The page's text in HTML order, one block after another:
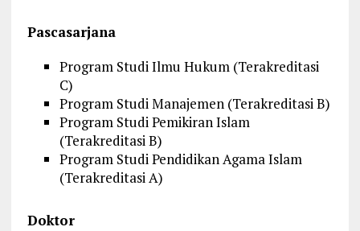
Pascasarjana
Program Studi Ilmu Hukum (Terakreditasi
C)
Program Studi Manajemen (Terakreditasi B)
Program Studi Pemikiran Islam
(Terakreditasi B)
Program Studi Pendidikan Agama Islam
(Terakreditasi A)
Doktor